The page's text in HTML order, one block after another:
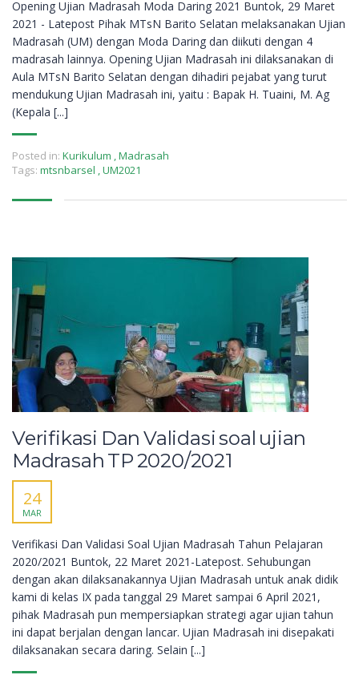
Opening Ujian Madrasah Moda Daring 2021 Buntok, 29 Maret
2021 - Latepost Pihak MTsN Barito Selatan melaksanakan Ujian
Madrasah (UM) dengan Moda Daring dan diikuti dengan 4
madrasah lainnya. Opening Ujian Madrasah ini dilaksanakan di
Aula MTsN Barito Selatan dengan dihadiri pejabat yang turut
mendukung Ujian Madrasah ini, yaitu : Bapak H. Tuaini, M. Ag
(Kepala [...]
Posted in: Kurikulum ,Madrasah
Tags: mtsnbarsel ,UM2021
Verifikasi Dan Validasi soal ujian
Madrasah TP 2020/2021
24
MAR
Verifikasi Dan Validasi Soal Ujian Madrasah Tahun Pelajaran
2020/2021 Buntok, 22 Maret 2021-Latepost. Sehubungan
dengan akan dilaksanakannya Ujian Madrasah untuk anak didik
kami di kelas IX pada tanggal 29 Maret sampai 6 April 2021,
pihak Madrasah pun mempersiapkan strategi agar ujian tahun
ini dapat berjalan dengan lancar. Ujian Madrasah ini disepakati
dilaksanakan secara daring. Selain [...]